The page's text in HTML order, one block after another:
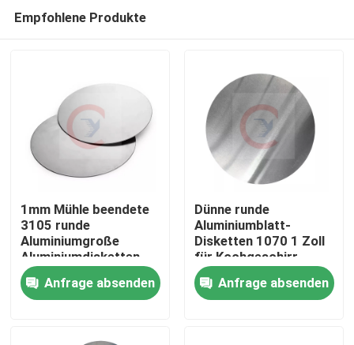
Heim
Produkte
Empfohlene Produkte
1mm Mühle beendete
3105 runde
Aluminiumgroße
Aluminiumdisketten
blatt Ods 120mm
Anfrage absenden
Dünne runde
Aluminiumblatt-
Disketten 1070 1 Zoll
für Kochgeschirr-
Geräte
Anfrage absenden